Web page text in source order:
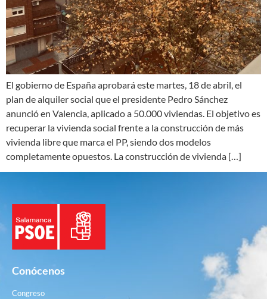
El gobierno de España aprobará este martes, 18 de abril, el
plan de alquiler social que el presidente Pedro Sánchez
anunció en Valencia, aplicado a 50.000 viviendas. El objetivo es
recuperar la vivienda social frente a la construcción de más
vivienda libre que marca el PP, siendo dos modelos
completamente opuestos. La construcción de vivienda […]
Conócenos
Congreso